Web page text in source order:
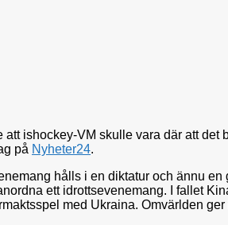
ishockey-VM skulle vara där att det
på Nyheter24.
hålls i en diktatur och ännu
ett idrottsevenemang. I fallet
med Ukraina. Omvärlden